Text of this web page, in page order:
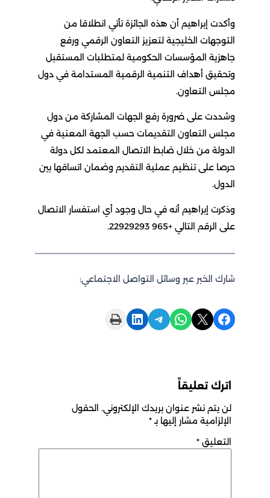
وأكدت إبراهيم أن هذه الجائزة تأتي انطلاقا من
التوجهات الخليجية لتعزيز التعاون الرقمي ورفع
جاهزية المؤسسات الحكومية لمتطلبات المستقبل
وتحقيق أهداف التنمية الرقمية المستدامة في دول
مجلس التعاون.
وشددت على ضرورة رفع الجهات المشاركة من دول
مجلس التعاون التقديمات حسب الجهة المعنية في
الدولة من خلال ضابط الاتصال المعتمد لكل دولة
حرصا على تنظيم عملية التقديم وضمان اتساقها بين
الدول.
وذكرت إبراهيم أنه في حال وجود أي استفسار الاتصال
على الرقم التالي +965 22929293.
شارك الخبر عبر وسائل التواصل الاجتماعي:
Share on Facebook
Share on X
Share on WhatsApp
Share on Telegram
Share on LinkedIn
Print this Page
اترك تعليقاً
لن يتم نشر عنوان بريدك الإلكتروني. الحقول
الإلزامية مشار إليها بـ*
التعليق *